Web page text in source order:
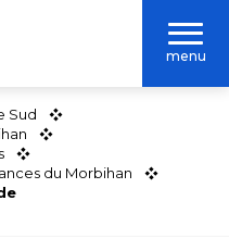
menu
Sud
du Morbihan